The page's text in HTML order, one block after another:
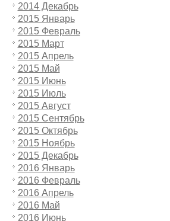
2014 Декабрь
2015 Январь
2015 Февраль
2015 Март
2015 Апрель
2015 Май
2015 Июнь
2015 Июль
2015 Август
2015 Сентябрь
2015 Октябрь
2015 Ноябрь
2015 Декабрь
2016 Январь
2016 Февраль
2016 Апрель
2016 Май
2016 Июнь